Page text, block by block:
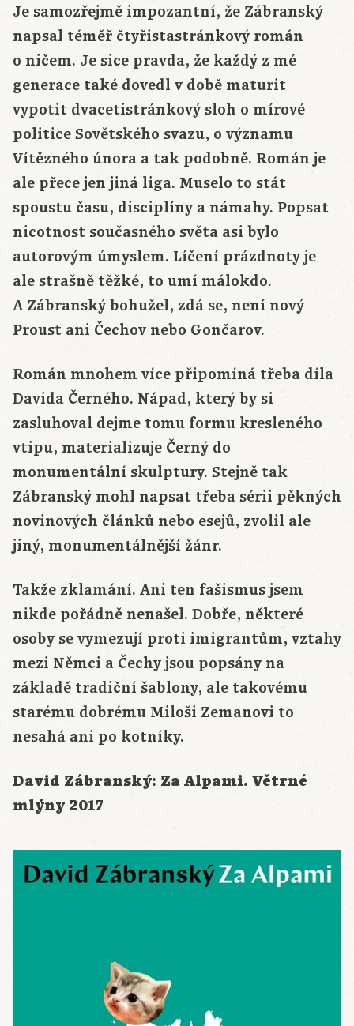
Je samozřejmě impozantní, že Zábranský
napsal téměř čtyřistastránkový román
o ničem. Je sice pravda, že každý z mé
generace také dovedl v době maturit
vypotit dvacetistránkový sloh o mírové
politice Sovětského svazu, o významu
Vítězného února a tak podobně. Román je
ale přece jen jiná liga. Muselo to stát
spoustu času, disciplíny a námahy. Popsat
nicotnost současného světa asi bylo
autorovým úmyslem. Líčení prázdnoty je
ale strašně těžké, to umí málokdo.
A Zábranský bohužel, zdá se, není nový
Proust ani Čechov nebo Gončarov.
Román mnohem více připomíná třeba díla
Davida Černého. Nápad, který by si
zasluhoval dejme tomu formu kresleného
vtipu, materializuje Černý do
monumentální skulptury. Stejně tak
Zábranský mohl napsat třeba sérii pěkných
novinových článků nebo esejů, zvolil ale
jiný, monumentálnější žánr.
Takže zklamání. Ani ten fašismus jsem
nikde pořádně nenašel. Dobře, některé
osoby se vymezují proti imigrantům, vztahy
mezi Němci a Čechy jsou popsány na
základě tradiční šablony, ale takovému
starému dobrému Miloši Zemanovi to
nesahá ani po kotníky.
David Zábranský: Za Alpami. Větrné
mlýny 2017